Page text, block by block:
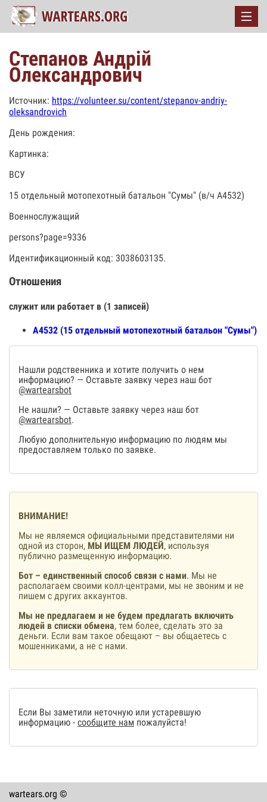
Степанов Андрій
Олександрович
Источник: https://volunteer.su/content/stepanov-andriy-
oleksandrovich
День рождения:
Картинка:
ВСУ
15 отдельный мотопехотный батальон "Сумы" (в/ч А4532)
Военнослужащий
persons?page=9336
Идентификационный код: 3038603135.
Отношения
служит или работает в (1 записей)
А4532 (15 отдельный мотопехотный батальон "Сумы")
Нашли родственника и хотите получить о нем
информацию? — Оставьте заявку через наш бот
@wartearsbot
Не нашли? — Оставьте заявку через наш бот
@wartearsbot.
Любую дополнительную информацию по людям мы
предоставляем только по заявке.
ВНИМАНИЕ!
Мы не являемся официальными представителями ни
одной из сторон, МЫ ИЩЕМ ЛЮДЕЙ, используя
публично размещенную информацию.
Бот – единственный способ связи с нами. Мы не
располагаем своими колл-центрами, мы не звоним и не
пишем с других аккаунтов.
Мы не предлагаем и не будем предлагать включить
людей в списки обмена, тем более, сделать это за
деньги. Если вам такое обещают – вы общаетесь с
мошенниками, а не с нами.
Если Вы заметили неточную или устаревшую
информацию - сообщите нам пожалуйста!
wartears.org ©